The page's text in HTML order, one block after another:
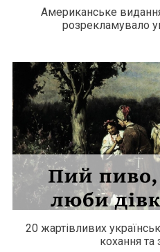
Американське
розрекламувало
20 жартівливих
кохання та